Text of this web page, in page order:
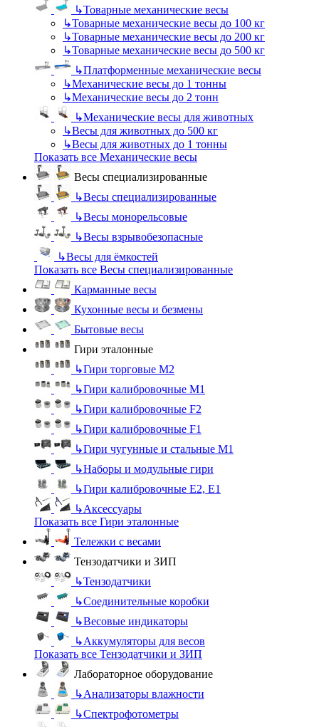
↳Товарные механические весы
↳Товарные механические весы до 100 кг
↳Товарные механические весы до 200 кг
↳Товарные механические весы до 500 кг
↳Платформенные механические весы
↳Механические весы до 1 тонны
↳Механические весы до 2 тонн
↳Механические весы для животных
↳Весы для животных до 500 кг
↳Весы для животных до 1 тонны
Показать все Механические весы
Весы специализированные
↳Весы специализированные
↳Весы монорельсовые
↳Весы взрывобезопасные
↳Весы для ёмкостей
Показать все Весы специализированные
Карманные весы
Кухонные весы и безмены
Бытовые весы
Гири эталонные
↳Гири торговые М2
↳Гири калибровочные М1
↳Гири калибровочные F2
↳Гири калибровочные F1
↳Гири чугунные и стальные М1
↳Наборы и модульные гири
↳Гири калибровочные E2, Е1
↳Аксессуары
Показать все Гири эталонные
Тележки с весами
Тензодатчики и ЗИП
↳Тензодатчики
↳Соединительные коробки
↳Весовые индикаторы
↳Аккумуляторы для весов
Показать все Тензодатчики и ЗИП
Лабораторное оборудование
↳Анализаторы влажности
↳Спектрофотометры